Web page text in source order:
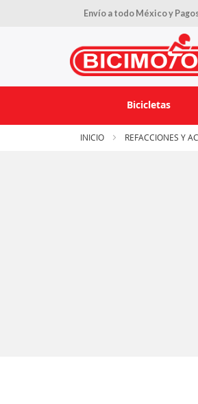
Envío a todo México y
Bicicletas
INICIO REFACCIONES Y